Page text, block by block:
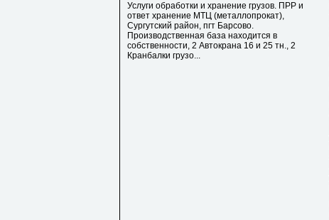
Услуги обработки и хранение грузов. ПРР и
ответ хранение МТЦ (металлопрокат),
Сургутский район, пгт Барсово.
Производственная база находится в
собственности, 2 Автокрана 16 и 25 тн., 2
Кранбалки грузо...